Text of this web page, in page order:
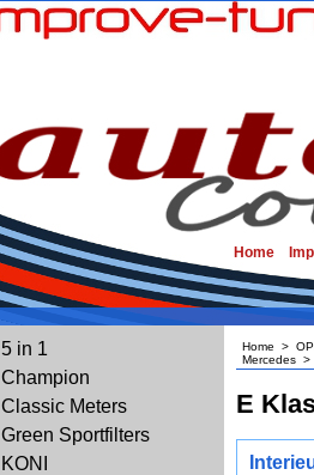
Home
5 in 1
Champion
Classic Meters
Green Sportfilters
KONI
Home >
Mercedes >
E